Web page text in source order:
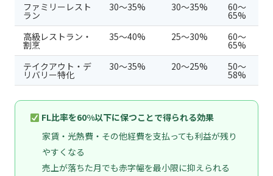
ファミリーレスト
ラン
30〜35% 30〜35% 60〜
65%
高級レストラン・
割烹
35〜40% 25〜30% 60〜
65%
テイクアウト・デ
リバリー特化
30〜35% 20〜25% 50〜
58%
FL比率を60%以下に保つことで得られる効果
家賃・光熱費・その他経費を支払っても利益が残り
やすくなる
売上が落ちた月でも赤字幅を最小限に抑えられる